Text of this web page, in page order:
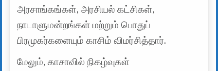
அரசாங்கங்கள், அரசியல் கட்சிகள்,
நாடாளுமன்றங்கள் மற்றும் பொதுப்
பிரமுகர்களையும் காசிம் விமர்சித்தார்.
மேலும், காசாவில் நிகழ்வுகள்